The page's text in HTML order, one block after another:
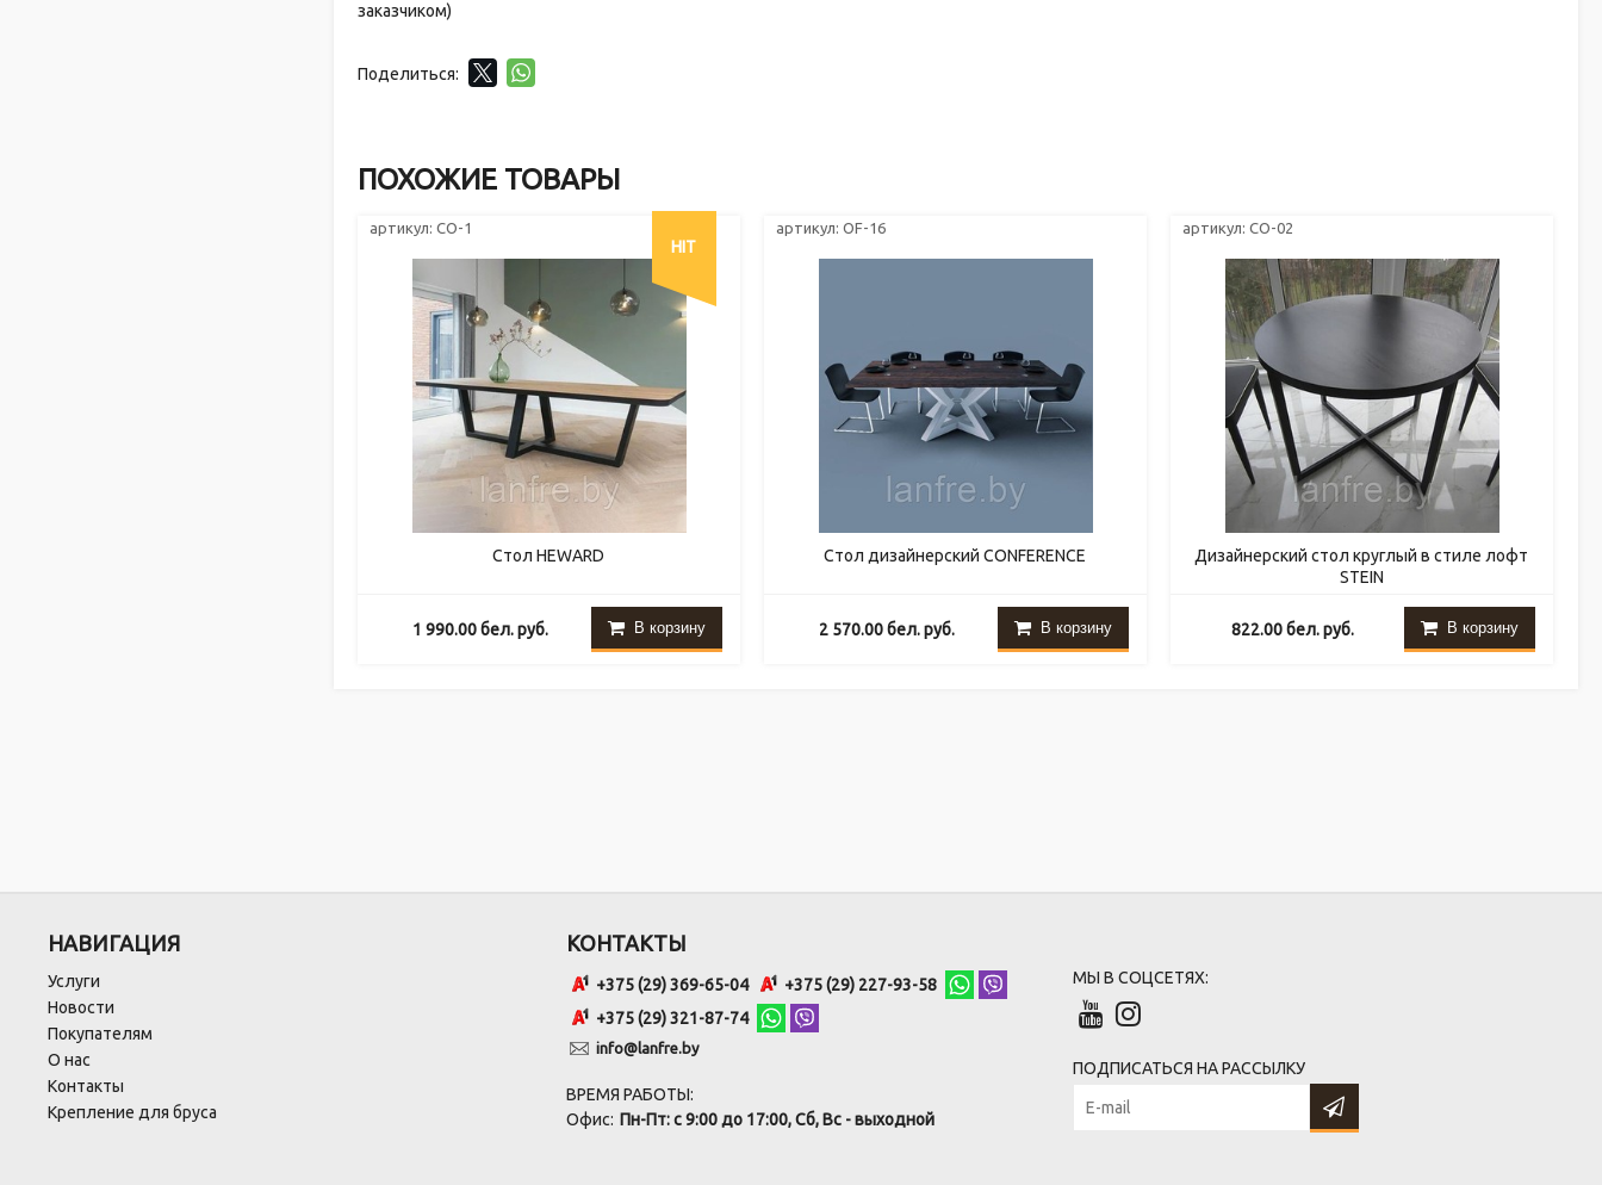
заказчиком)
Поделиться:
ПОХОЖИЕ ТОВАРЫ
артикул: СО-1
HIT
Стол HEWARD
1 990.00бел. руб. В корзину
артикул: OF-16
Стол дизайнерский CONFERENCE
2 570.00бел. руб. В корзину
артикул: СО-02
Дизайнерский стол круглый в стиле лофт
STEIN
822.00бел. руб. В корзину
НАВИГАЦИЯ
Услуги
Новости
Покупателям
О нас
Контакты
Крепление для бруса
КОНТАКТЫ
+375 (29) 369-65-04
+375 (29) 227-93-58
+375 (29) 321-87-74
info@lanfre.by
ВРЕМЯ РАБОТЫ:
Офис: Пн-Пт: с 9:00 до 17:00, Сб, Вс - выходной
МЫ В СОЦСЕТЯХ:
ПОДПИСАТЬСЯ НА РАССЫЛКУ